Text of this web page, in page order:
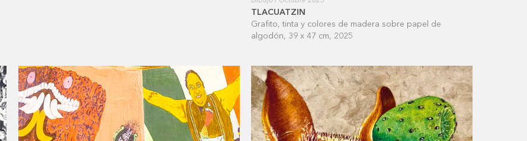
TLACUATZIN
Grafito, tinta y colores de madera sobre papel de
algodón, 39 x 47 cm, 2025